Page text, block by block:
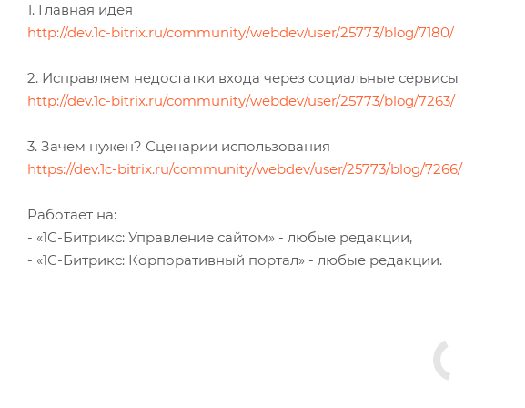
1. Главная идея
http://dev.1c-bitrix.ru/community/webdev/user/25773/blog/7180/
2. Исправляем недостатки входа через социальные сервисы
http://dev.1c-bitrix.ru/community/webdev/user/25773/blog/7263/
3. Зачем нужен? Сценарии использования
https://dev.1c-bitrix.ru/community/webdev/user/25773/blog/7266/
Работает на:
- «1С-Битрикс: Управление сайтом» - любые редакции,
- «1С-Битрикс: Корпоративный портал» - любые редакции.